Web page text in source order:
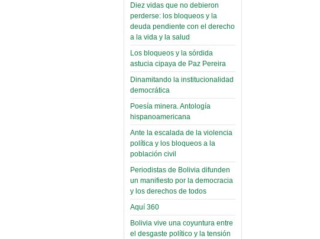
Read more...
Creacionismo,
filtraciones e
inicio de la
campaña del
MAS
(Miscelánea
palaciega 6)
El Infamatorio
Domingo, 12 Mayo 2019
Read more...
Diez vidas que no debieron
perderse: los bloqueos y la
deuda pendiente con el derecho
a la vida y la salud
Los bloqueos y la sórdida
astucia cipaya de Paz Pereira
Dinamitando la institucionalidad
democrática
Poesía minera. Antología
hispanoamericana
Ante la escalada de la violencia
política y los bloqueos a la
población civil
Periodistas de Bolivia difunden
un manifiesto por la democracia
y los derechos de todos
Aquí 360
Bolivia vive una coyuntura entre
el desgaste político y la tensión